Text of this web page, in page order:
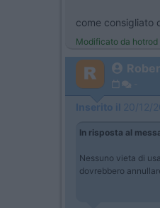
come consigliato
Modificato da
Inserito il 20/12/
In risposta al
Nessuno vieta di
dovrebbero